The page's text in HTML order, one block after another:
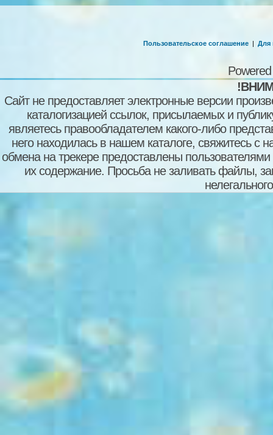
Пользовательское соглашение | Для
Сайт не предоставляет электронные версии
каталогизацией ссылок, присылаемых и
являетесь правообладателем какого-либо
него находилась в нашем каталоге, свяжитесь
обмена на трекере предоставлены пользователями
их содержание. Просьба не заливать файлы,